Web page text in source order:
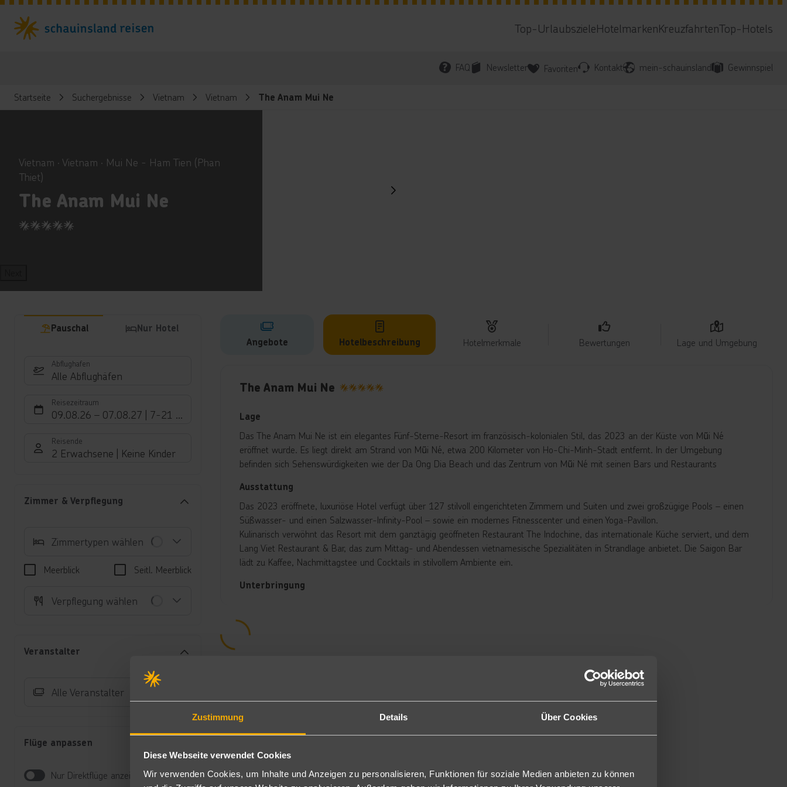
Zustimmung Details Über Cookies
Diese Webseite verwendet Cookies
Wir verwenden Cookies, um Inhalte und Anzeigen zu personalisieren, Funktionen für soziale Medien anbieten zu können
Top-UrlaubszieleHotelmarkenKreuzfahrtenTop-Hotels
FAQ Newsletter Favoriten Kontakt mein-schauinsland Gewinnspiel
Startseite Suchergebnisse Vietnam Vietnam The Anam Mui Ne
Vietnam ∙ Vietnam ∙ Mui Ne - Ham Tien (Phan
Thiet)
The Anam Mui Ne
5
Pauschal Nur Hotel
Abflughafen
Alle Abflughäfen
Reisezeitraum
09.08.26 – 07.08.27 7-21 Nächte
Reisende
2 Erwachsene Keine Kinder
Zimmer & Verpflegung
Zimmertypen wählen
Meerblick Seitl. Meerblick
Verpflegung wählen
Veranstalter
Alle Veranstalter
Flüge anpassen
Nur Direktflüge anzeigen
Angebote Hotelbeschreibung Hotelmerkmale Bewertungen Lage und Umgebung
The Anam Mui Ne
Lage
Das The Anam Mui Ne ist ein elegantes Fünf-Sterne-Resort im französisch-kolonialen Stil, das 2023 an der Küste von Mũi Né
eröffnet wurde. Es liegt direkt am Strand von Mũi Né, etwa 200 Kilometer von Ho-Chi-Minh-Stadt entfernt. In der Umgebung
befinden sich Sehenswürdigkeiten wie der Da Ong Dia Beach und das Zentrum von Mũi Né mit seinen Bars und Restaurants
Ausstattung
Das 2023 eröffnete, luxuriöse Hotel verfügt über 127 stilvoll eingerichteten Zimmern und Suiten und zwei großzügige Pools – einen
Süßwasser- und einen Salzwasser-Infinity-Pool – sowie ein modernes Fitnesscenter und einen Yoga-Pavillon.
Kulinarisch verwöhnt das Resort mit dem ganztägig geöffneten Restaurant The Indochine, das internationale Küche serviert, und dem
Lang Viet Restaurant & Bar, das zum Mittag- und Abendessen vietnamesische Spezialitäten in Strandlage anbietet. Die Saigon Bar
lädt zu Kaffee, Nachmittagstee und Cocktails in stilvollem Ambiente ein.
Unterbringung
55 m² sind die Grand Premium Zimmer allerdings etwas geräumiger und auch die Balkone/Terrassen sind etwas größer (GDZ).
Bei Buchung bis 10.3. erhalten unsere Gäste folgende Benefits: 1 x Wellnessbehandlung pro Person/Aufenthalt, 1x Afternoon Tea
Zimmer mit direktem Pool-/Meereszugang stellen ein erhöhtes Gefahrenpotential für Kleinkinder dar.
Daher gilt bei schauinsland-reisen für Buchungen dieser Zimmertypen aus Sicherheitsgründen für Kinder ein Mindestalter von 6
ÜF/HP/VP